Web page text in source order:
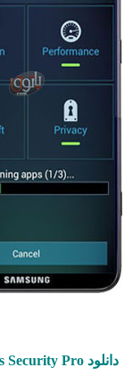
دانلود AVG Mobile Antivirus Security Pro نسخه 4.0.1.2 آندروید